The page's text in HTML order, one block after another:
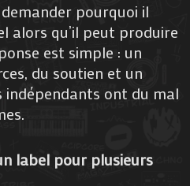
pourquoi il
alors qu’il peut produire
est simple : un
du soutien et un
indépendants ont du mal
label pour plusieurs